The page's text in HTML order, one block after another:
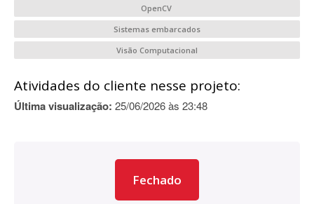
OpenCV
Sistemas embarcados
Visão Computacional
Atividades do cliente nesse projeto:
Última visualização: 25/06/2026 às 23:48
Fechado